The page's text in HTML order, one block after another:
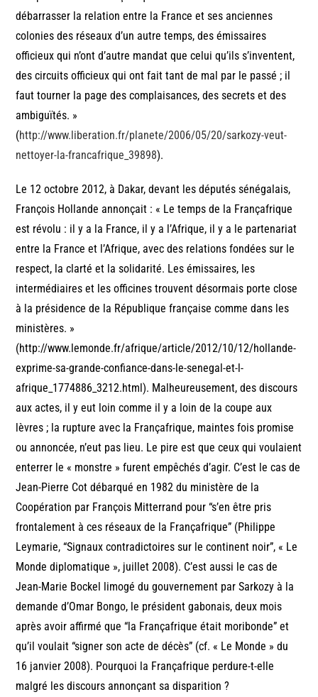
débarrasser la relation entre la France et ses anciennes
colonies des réseaux d’un autre temps, des émissaires
officieux qui n’ont d’autre mandat que celui qu’ils s’inventent,
des circuits officieux qui ont fait tant de mal par le passé ; il
faut tourner la page des complaisances, des secrets et des
ambiguïtés. »
(http://www.liberation.fr/planete/2006/05/20/sarkozy-veut-
nettoyer-la-francafrique_39898).
Le 12 octobre 2012, à Dakar, devant les députés sénégalais,
François Hollande annonçait : « Le temps de la Françafrique
est révolu : il y a la France, il y a l’Afrique, il y a le partenariat
entre la France et l’Afrique, avec des relations fondées sur le
respect, la clarté et la solidarité. Les émissaires, les
intermédiaires et les officines trouvent désormais porte close
à la présidence de la République française comme dans les
ministères. »
(http://www.lemonde.fr/afrique/article/2012/10/12/hollande-
exprime-sa-grande-confiance-dans-le-senegal-et-l-
afrique_1774886_3212.html). Malheureusement, des discours
aux actes, il y eut loin comme il y a loin de la coupe aux
lèvres ; la rupture avec la Françafrique, maintes fois promise
ou annoncée, n’eut pas lieu. Le pire est que ceux qui voulaient
enterrer le « monstre » furent empêchés d’agir. C’est le cas de
Jean-Pierre Cot débarqué en 1982 du ministère de la
Coopération par François Mitterrand pour “s’en être pris
frontalement à ces réseaux de la Françafrique” (Philippe
Leymarie, “Signaux contradictoires sur le continent noir”, « Le
Monde diplomatique », juillet 2008). C’est aussi le cas de
Jean-Marie Bockel limogé du gouvernement par Sarkozy à la
demande d’Omar Bongo, le président gabonais, deux mois
après avoir affirmé que “la Françafrique était moribonde” et
qu’il voulait “signer son acte de décès” (cf. « Le Monde » du
16 janvier 2008). Pourquoi la Françafrique perdure-t-elle
malgré les discours annonçant sa disparition ?